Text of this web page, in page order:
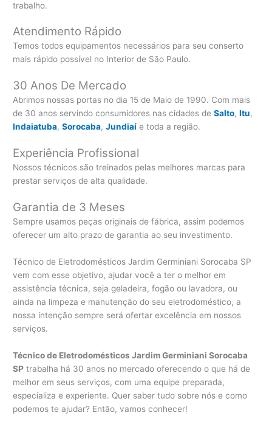
trabalho.
Atendimento Rápido
Temos todos equipamentos necessários para seu conserto
mais rápido possível no Interior de São Paulo.
30 Anos De Mercado
Abrimos nossas portas no dia 15 de Maio de 1990. Com mais
de 30 anos servindo consumidores nas cidades deSalto,Itu,
Indaiatuba,Sorocaba,Jundiaí e toda a região.
Experiência Profissional
Nossos técnicos são treinados pelas melhores marcas para
prestar serviços de alta qualidade.
Garantia de 3 Meses
Sempre usamos peças originais de fábrica, assim podemos
oferecer um alto prazo de garantia ao seu investimento.
Técnico de Eletrodomésticos Jardim Germiniani Sorocaba SP
vem com esse objetivo, ajudar você a ter o melhor em
assistência técnica, seja geladeira, fogão ou lavadora, ou
ainda na limpeza e manutenção do seu eletrodoméstico, a
nossa intenção sempre será ofertar excelência em nossos
serviços.
Técnico de Eletrodomésticos Jardim Germiniani Sorocaba
SP trabalha há 30 anos no mercado oferecendo o que há de
melhor em seus serviços, com uma equipe preparada,
especializa e experiente. Quer saber tudo sobre nós e como
podemos te ajudar? Então, vamos conhecer!